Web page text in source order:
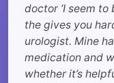
doctor ‘I seem
the gives you
urologist. Mine
medication and
whether it’s